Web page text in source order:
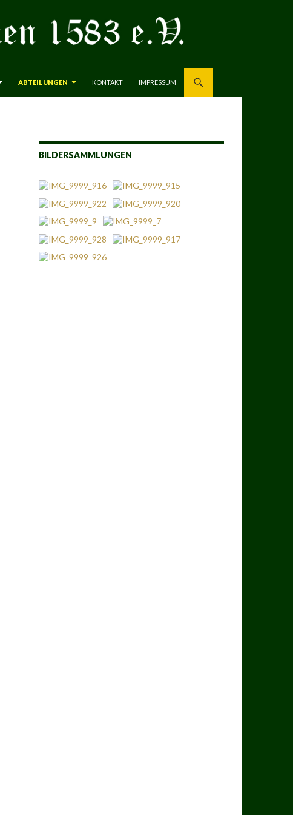
ABTEILUNGEN KONTAKT IMPRESSUM
BILDERSAMMLUNGEN